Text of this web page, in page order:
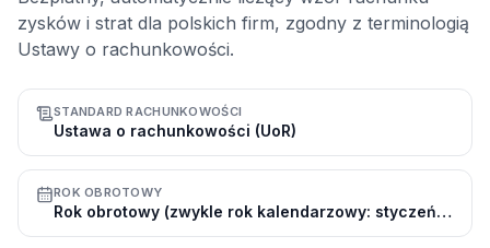
zysków i strat dla polskich firm, zgodny z terminologią
Ustawy o rachunkowości.
STANDARD RACHUNKOWOŚCI
Ustawa o rachunkowości (UoR)
ROK OBROTOWY
Rok obrotowy (zwykle rok kalendarzowy: styczeń–grudzień)